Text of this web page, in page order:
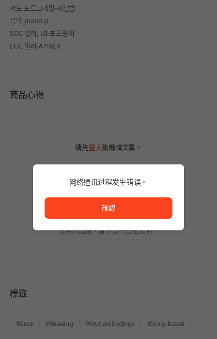
서브 프로그래밍-미납밥
음악-piano.p
SCG 일러, UI-포도팡이
ECG 일러-A1!REX
商品心得
請先登入後編輯文章。
尚無發文
使用商品後，留下第一篇貼文吧！
標籤
#Cute #Relaxing #Mutiple Endings #Story-based
网络通讯过程发生错误。
確認